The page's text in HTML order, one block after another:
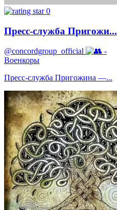
0
Пресс-служба Пригожи...
@concordgroup_official
-
Военкоры
Пресс-служба Пригожина —...